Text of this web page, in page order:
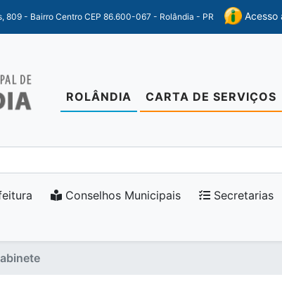
809 - Bairro Centro CEP 86.600-067 - Rolândia - PR Acesso
ROLÂNDIA CARTA DE SERVIÇOS
Conselhos Municipais Secretarias